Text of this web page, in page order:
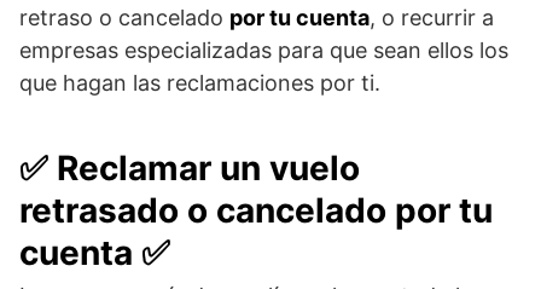
retraso o cancelado por tu cuenta, o recurrir a
empresas especializadas para que sean ellos los
que hagan las reclamaciones por ti.
✅ Reclamar un vuelo
retrasado o cancelado por tu
cuenta ✅